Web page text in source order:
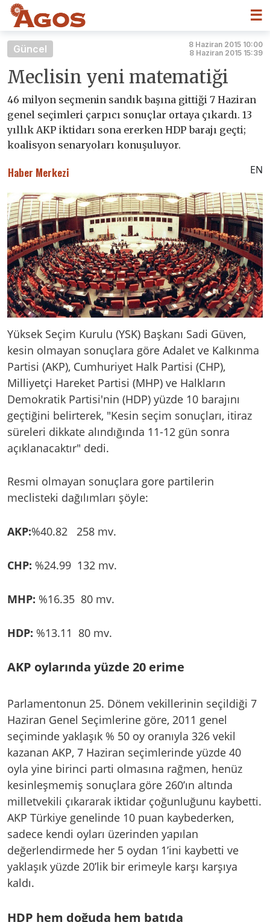
☰
Güncel
8 Haziran 2015 10:00
8 Haziran 2015 15:39
Meclisin yeni matematiği
46 milyon seçmenin sandık başına gittiği 7 Haziran
genel seçimleri çarpıcı sonuçlar ortaya çıkardı. 13
yıllık AKP iktidarı sona ererken HDP barajı geçti;
koalisyon senaryoları konuşuluyor.
Haber Merkezi EN
Yüksek Seçim Kurulu (YSK) Başkanı Sadi Güven,
kesin olmayan sonuçlara göre Adalet ve Kalkınma
Partisi (AKP), Cumhuriyet Halk Partisi (CHP),
Milliyetçi Hareket Partisi (MHP) ve Halkların
Demokratik Partisi'nin (HDP) yüzde 10 barajını
geçtiğini belirterek, "Kesin seçim sonuçları, itiraz
süreleri dikkate alındığında 11-12 gün sonra
açıklanacaktır" dedi.
Resmi olmayan sonuçlara gore partilerin
meclisteki dağılımları şöyle:
AKP:%40.82 258 mv.
CHP: %24.99 132 mv.
MHP: %16.35 80 mv.
HDP: %13.11 80 mv.
AKP oylarında yüzde 20 erime
Parlamentonun 25. Dönem vekillerinin seçildiği 7
Haziran Genel Seçimlerine göre, 2011 genel
seçiminde yaklaşık % 50 oy oranıyla 326 vekil
kazanan AKP, 7 Haziran seçimlerinde yüzde 40
oyla yine birinci parti olmasına rağmen, henüz
kesinleşmemiş sonuçlara göre 260’ın altında
milletvekili çıkararak iktidar çoğunluğunu kaybetti.
AKP Türkiye genelinde 10 puan kaybederken,
sadece kendi oyları üzerinden yapılan
değerlendirmede her 5 oydan 1’ini kaybetti ve
yaklaşık yüzde 20’lik bir erimeyle karşı karşıya
kaldı.
HDP hem doğuda hem batıda